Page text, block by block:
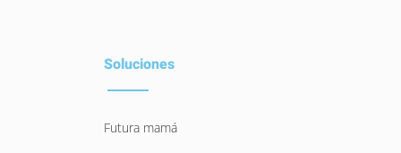
Soluciones
Futura mamá